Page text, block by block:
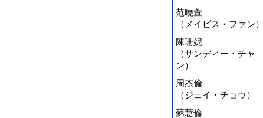
范曉萱
（メイビス・ファン）
陳珊妮
（サンディー・チャ
ン）
周杰倫
（ジェイ・チョウ）
蘇慧倫